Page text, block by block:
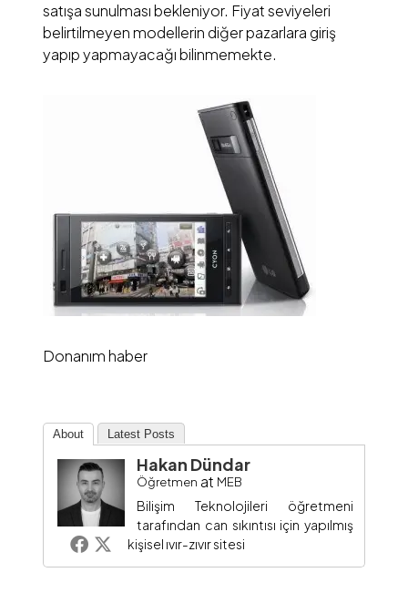
satışa sunulması bekleniyor. Fiyat seviyeleri
belirtilmeyen modellerin diğer pazarlara giriş
yapıp yapmayacağı bilinmemekte.
Donanım haber
About Latest Posts
Hakan Dündar
Öğretmen at MEB
Bilişim Teknolojileri öğretmeni
tarafından can sıkıntısı için yapılmış
kişisel ıvır-zıvır sitesi